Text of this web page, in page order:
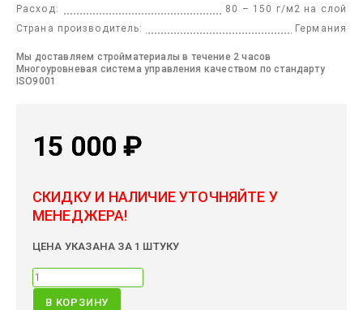
Расход:
80 – 150 г/м2 на слой
Страна производитель:
Германия
Мы доставляем стройматериалы в течение 2 часов
Многоуровневая система управления качеством по стандарту
ISO9001
15 000₽
СКИДКУ И НАЛИЧИЕ УТОЧНЯЙТЕ У
МЕНЕДЖЕРА!
ЦЕНА УКАЗАНА ЗА 1 ШТУКУ
В КОРЗИНУ